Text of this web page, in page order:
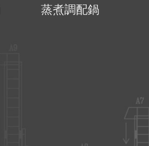
蒸煮調配鍋